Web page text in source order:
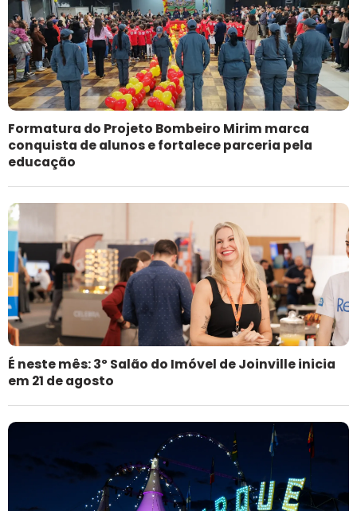
Formatura do Projeto Bombeiro Mirim marca
conquista de alunos e fortalece parceria pela
educação
É neste mês: 3º Salão do Imóvel de Joinville inicia
em 21 de agosto